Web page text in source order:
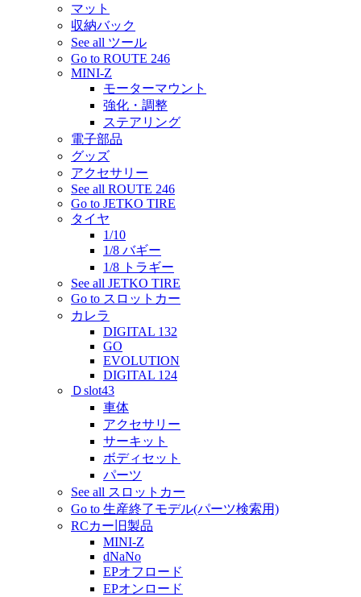
マット
収納バック
See all ツール
Go to ROUTE 246
MINI-Z
モーターマウント
強化・調整
ステアリング
電子部品
グッズ
アクセサリー
See all ROUTE 246
Go to JETKO TIRE
タイヤ
1/10
1/8 バギー
1/8 トラギー
See all JETKO TIRE
Go to スロットカー
カレラ
DIGITAL 132
GO
EVOLUTION
DIGITAL 124
Ｄslot43
車体
アクセサリー
サーキット
ボディセット
パーツ
See all スロットカー
Go to 生産終了モデル(パーツ検索用)
RCカー旧製品
MINI-Z
dNaNo
EPオフロード
EPオンロード